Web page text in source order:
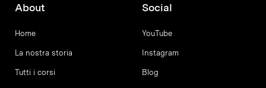
About
Home
La nostra storia
Tutti i corsi
Social
YouTube
Instagram
Blog